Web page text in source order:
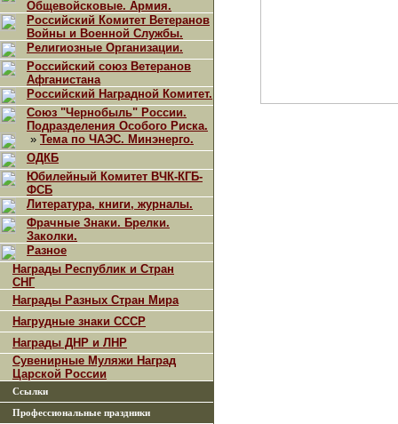
Общевойсковые. Армия.
Российский Комитет Ветеранов
Войны и Военной Службы.
Религиозные Организации.
Российский союз Ветеранов
Афганистана
Российский Наградной Комитет.
Союз "Чернобыль" России.
Подразделения Особого Риска.
» Тема по ЧАЭС. Минэнерго.
ОДКБ
Юбилейный Комитет ВЧК-КГБ-
ФСБ
Литература, книги, журналы.
Фрачные Знаки. Брелки.
Заколки.
Разное
Награды Республик и Стран
СНГ
Награды Разных Стран Мира
Нагрудные знаки СССР
Награды ДНР и ЛНР
Сувенирные Муляжи Наград
Царской России
Ссылки
Профессиональные праздники